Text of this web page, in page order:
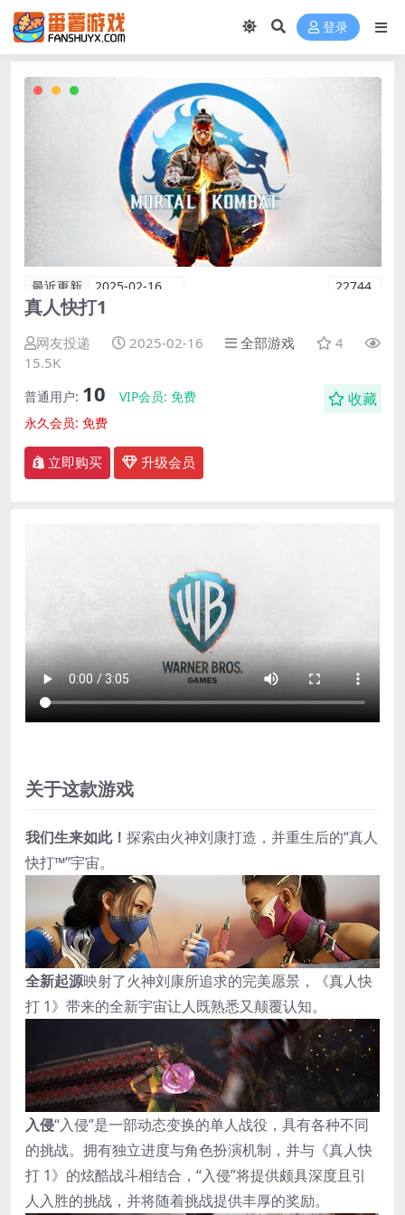
登录
最近更新 2025-02-16 22744
真人快打1
网友投递 2025-02-16 全部游戏
4
15.5K
普通用户: 10 VIP会员: 免费
永久会员: 免费
收藏
立即购买 升级会员
关于这款游戏
我们生来如此！ 探索由火神刘康打造，并重生后的“真人
快打™”宇宙。
全新起源映射了火神刘康所追求的完美愿景，《真人快
打 1》带来的全新宇宙让人既熟悉又颠覆认知。
入侵“入侵”是一部动态变换的单人战役，具有各种不同
的挑战。拥有独立进度与角色扮演机制，并与《真人快
打 1》的炫酷战斗相结合，“入侵”将提供颇具深度且引
人入胜的挑战，并将随着挑战提供丰厚的奖励。